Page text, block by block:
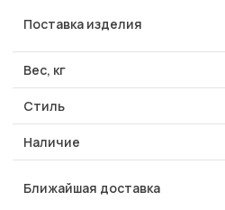
Поставка изделия
Вес, кг
Стиль
Наличие
Ближайшая доставка